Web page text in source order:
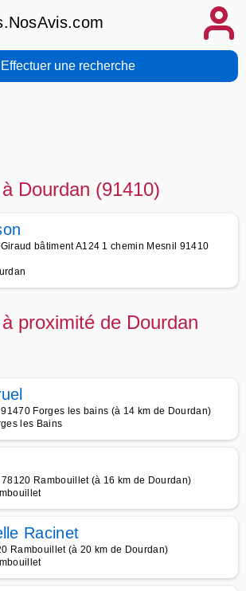
Effectuer une recherche
Dourdan (91410)
bâtiment A124 1 chemin Mesnil 91410
proximité de Dourdan
Forges les bains (à 14 km de Dourdan)
les Bains
Rambouillet (à 16 km de Dourdan)
Racinet
Rambouillet (à 20 km de Dourdan)